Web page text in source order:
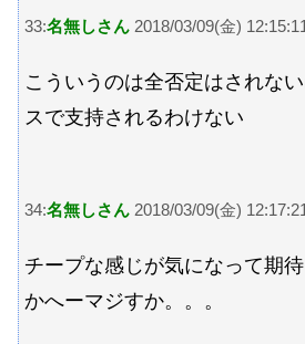
33:名無しさん 2018/03/09(金)
こういうのは全否定はされな
スで支持されるわけない
34:名無しさん 2018/03/09(金)
チープな感じが気になって期
かへーマジすか。。。